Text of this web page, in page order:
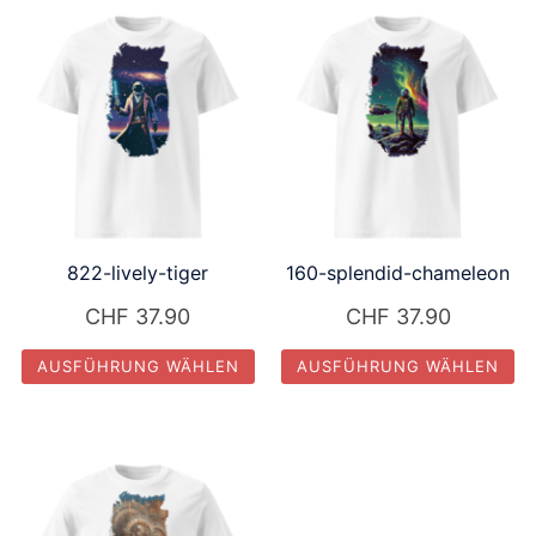
weist
mehrere
Varianten
auf.
Die
auf
der
Produktseite
werden
weist
mehrere
Varianten
auf.
Die
auf
der
Produktseite
werden
822-lively-tiger
CHF 37.90
AUSFÜHRUNG WÄHLEN
weist
mehrere
160-splendid-chameleon
CHF 37.90
AUSFÜHRUNG WÄHLEN